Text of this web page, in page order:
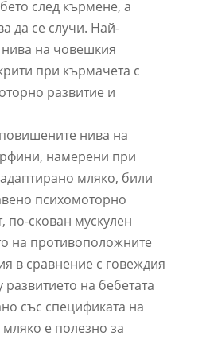
след кърмене, а
да се случи. Най-
на човешкия
при кърмачета с
развитие и
нива на
намерени при
мляко, били
психомоторно
по-скован мускулен
на противоположните
в сравнение с говеждия
на бебетата
със спецификата на
е полезно за